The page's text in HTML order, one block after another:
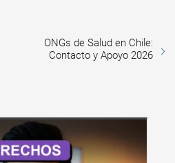
ONGs de Salud en Chile:
Contacto y Apoyo 2026